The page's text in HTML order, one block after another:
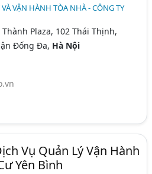
VẬN HÀNH TÒA NHÀ - CÔNG TY
Plaza, 102 Thái Thịnh,
Đống Đa, Hà Nội
Vụ Quản Lý Vận Hành
Yên Bình